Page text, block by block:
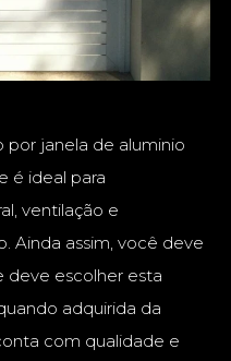
por janela de aluminio
é ideal para
ventilação e
Ainda assim, você deve
deve escolher esta
adquirida da
com qualidade e